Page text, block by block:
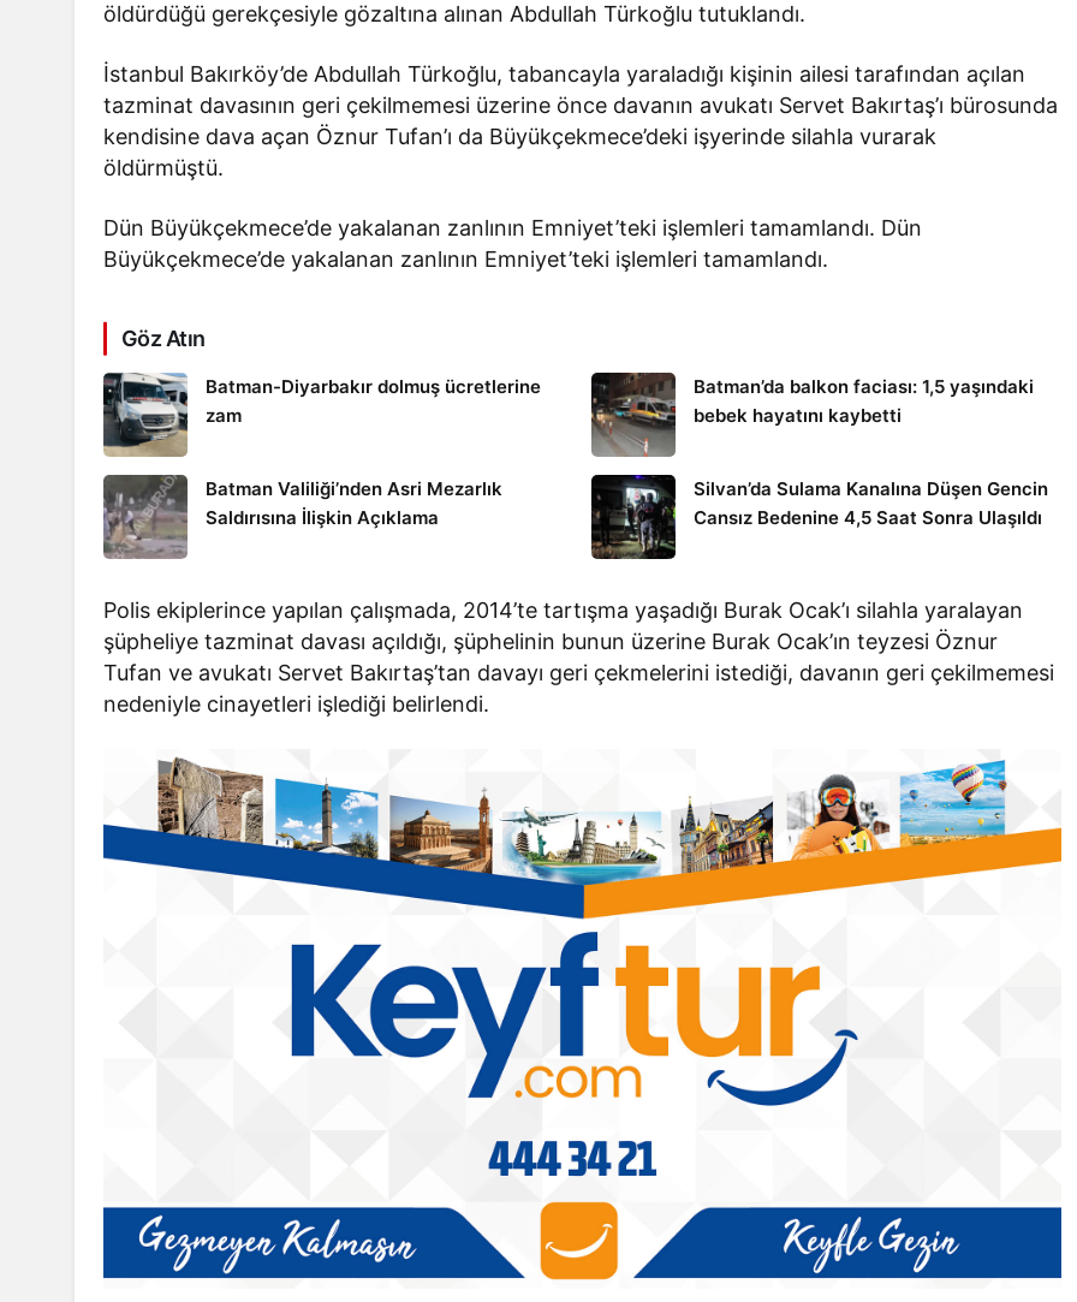
öldürdüğü gerekçesiyle gözaltına alınan Abdullah Türkoğlu tutuklandı.
İstanbul Bakırköy’de Abdullah Türkoğlu, tabancayla yaraladığı kişinin ailesi tarafından açılan
tazminat davasının geri çekilmemesi üzerine önce davanın avukatı Servet Bakırtaş’ı bürosunda
kendisine dava açan Öznur Tufan’ı da Büyükçekmece’deki işyerinde silahla vurarak
öldürmüştü.
Dün Büyükçekmece’de yakalanan zanlının Emniyet’teki işlemleri tamamlandı. Dün
Büyükçekmece’de yakalanan zanlının Emniyet’teki işlemleri tamamlandı.
Göz Atın
Batman-Diyarbakır dolmuş ücretlerine
zam
Batman’da balkon faciası: 1,5 yaşındaki
bebek hayatını kaybetti
Batman Valiliği’nden Asri Mezarlık
Saldırısına İlişkin Açıklama
Silvan’da Sulama Kanalına Düşen Gencin
Cansız Bedenine 4,5 Saat Sonra Ulaşıldı
Polis ekiplerince yapılan çalışmada, 2014’te tartışma yaşadığı Burak Ocak’ı silahla yaralayan
şüpheliye tazminat davası açıldığı, şüphelinin bunun üzerine Burak Ocak’ın teyzesi Öznur
Tufan ve avukatı Servet Bakırtaş’tan davayı geri çekmelerini istediği, davanın geri çekilmemesi
nedeniyle cinayetleri işlediği belirlendi.